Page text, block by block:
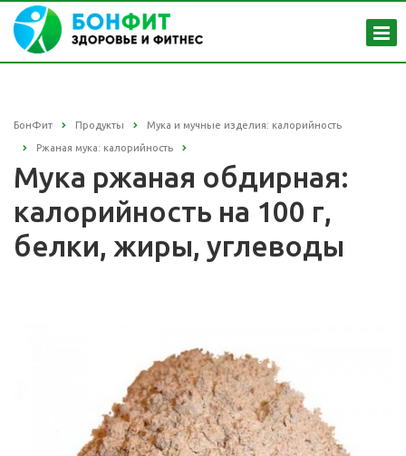
БонФит Продукты Мука и мучные изделия: калорийность
Ржаная мука: калорийность
Мука ржаная обдирная:
калорийность на 100 г,
белки, жиры, углеводы